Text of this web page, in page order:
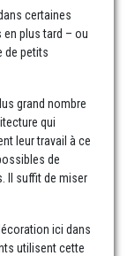
certaines
en plus tard – ou
de petits
grand nombre
qui
leur travail à ce
de
Il suffit de miser
ici dans
utilisent cette